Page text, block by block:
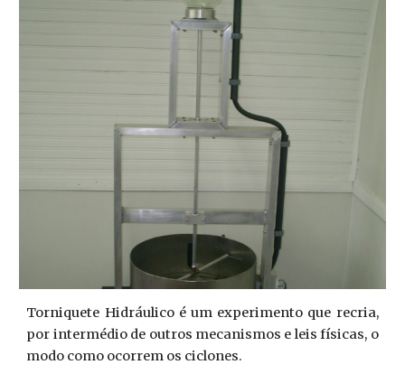
Torniquete Hidráulico é um experimento que recria,
por intermédio de outros mecanismos e leis físicas, o
modo como ocorrem os ciclones.